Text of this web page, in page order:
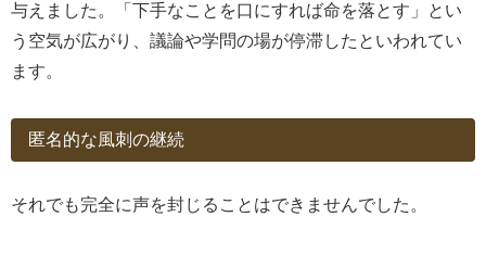
与えました。「下手なことを口にすれば命を落とす」とい
う空気が広がり、議論や学問の場が停滞したといわれてい
ます。
匿名的な風刺の継続
それでも完全に声を封じることはできませんでした。